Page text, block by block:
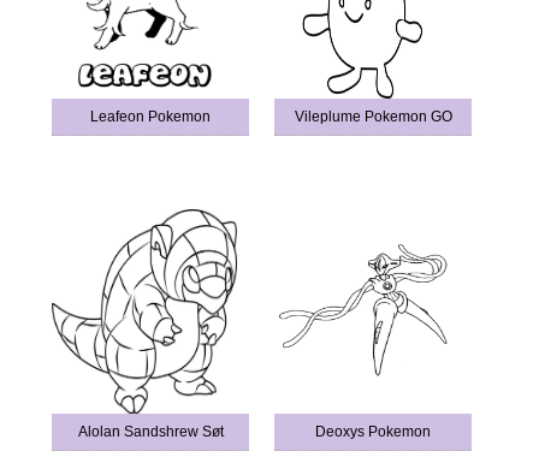
Leafeon Pokemon Vileplume Pokemon GO
Alolan Sandshrew Søt Deoxys Pokemon